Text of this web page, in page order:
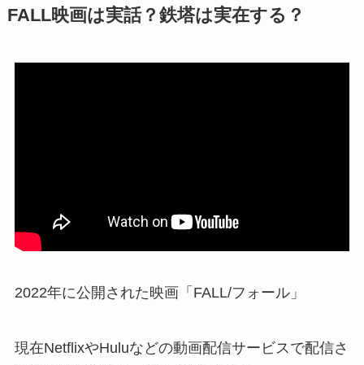
FALL映画は実話？鉄塔は実在する？
2022年に公開された映画「FALL/フォール」
現在NetflixやHuluなどの動画配信サービスで配信さ